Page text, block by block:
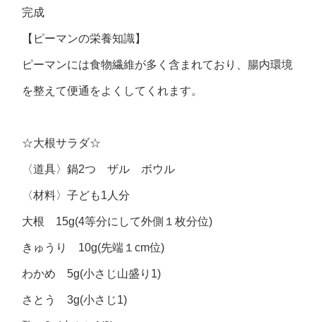
完成
【ピーマンの栄養知識】
ピーマンには食物繊維が多く含まれており、腸内環境
を整えて便通をよくしてくれます。
☆大根サラダ☆
〈道具〉鍋2つ ザル ボウル
〈材料〉子ども1人分
大根 15g(4等分にして外側１枚分位)
きゅうり 10g(先端１cm位)
わかめ 5g(小さじ山盛り1)
さとう 3g(小さじ1)